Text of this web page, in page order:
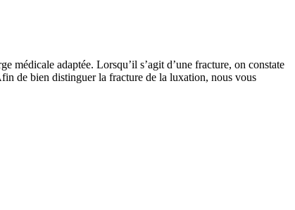
médicale adaptée. Lorsqu’il s’agit d’une fracture, on constate
de bien distinguer la fracture de la luxation, nous vous